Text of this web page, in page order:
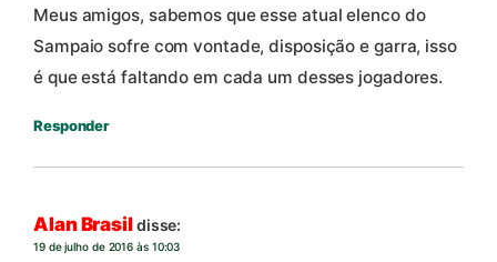
Meus amigos, sabemos que esse atual elenco do
Sampaio sofre com vontade, disposição e garra, isso
é que está faltando em cada um desses jogadores.
Responder
Alan Brasildisse:
19 de julho de 2016 às 10:03